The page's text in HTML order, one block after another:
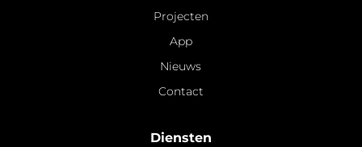
Projecten
App
Nieuws
Contact
Diensten